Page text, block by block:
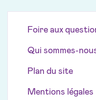
Foire aux
Qui sommes-
Plan du site
Mentions légales